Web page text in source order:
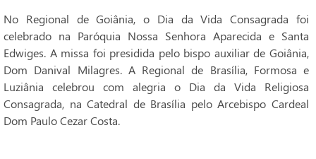
No Regional de Goiânia, o Dia da Vida Consagrada foi
celebrado na Paróquia Nossa Senhora Aparecida e Santa
Edwiges. A missa foi presidida pelo bispo auxiliar de Goiânia,
Dom Danival Milagres. A Regional de Brasília, Formosa e
Luziânia celebrou com alegria o Dia da Vida Religiosa
Consagrada, na Catedral de Brasília pelo Arcebispo Cardeal
Dom Paulo Cezar Costa.